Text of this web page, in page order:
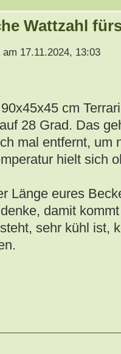
Wattzahl
am 17.11.2024, 13:03
cm
28 Grad. Das
mal entfernt, um
hielt sich
Länge eures
damit
sehr kühl ist,